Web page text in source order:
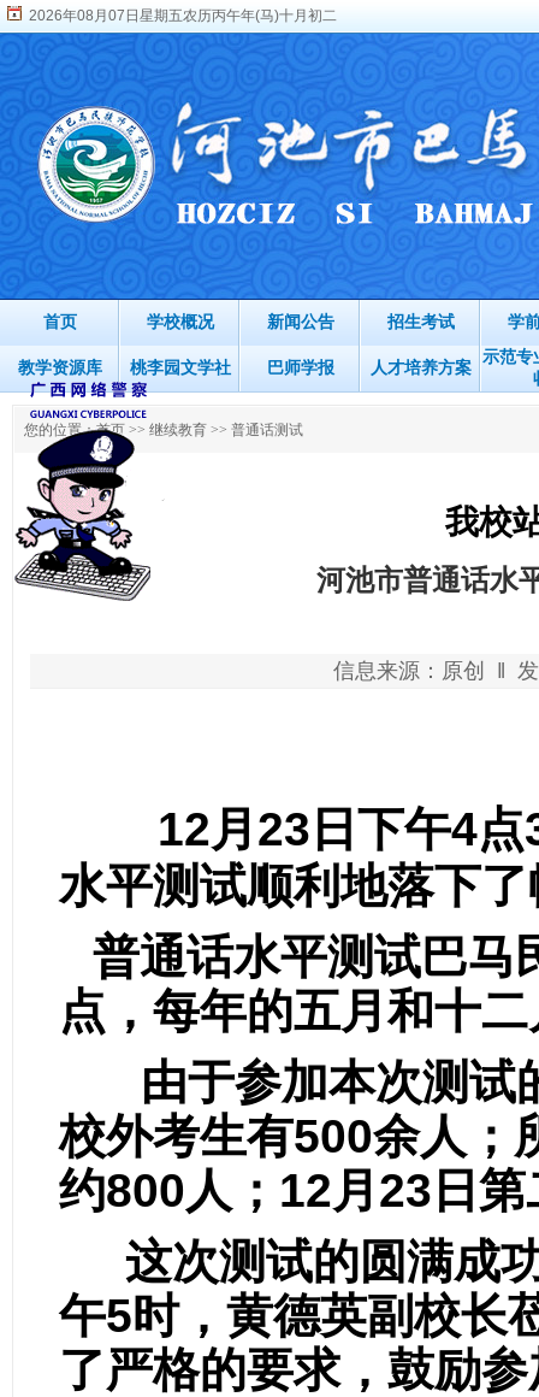
2026年08月07日星期五农历丙午年(马)十月初二
首页 学校概况 新闻公告 招生考试 学
教学资源库 桃李园文学社 巴师学报 人才培养方案
示范专
您的位置：首页 >> 继续教育 >> 普通话测试
我校
河池市普通话水
信息来源：原创 ‖
12月 23 日下午4点
水平测试顺利地落下
普通话水平测试巴马
点，每年的五月和十
由于参加本次测试
校外考生有500余人；
约800人； 12月 23 日
这次测试的圆满成
午5时，黄德英副校长
了严格的要求，鼓励